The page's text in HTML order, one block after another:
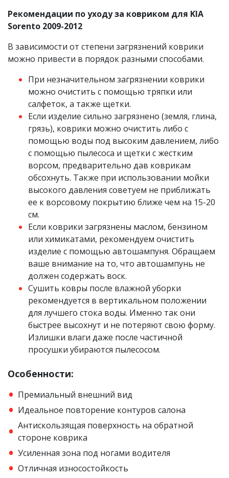
Рекомендации по уходу за ковриком для KIA
Sorento 2009-2012
В зависимости от степени загрязнений коврики
можно привести в порядок разными способами.
При незначительном загрязнении коврики
можно очистить с помощью тряпки или
салфеток, а также щетки.
Если изделие сильно загрязнено (земля, глина,
грязь), коврики можно очистить либо с
помощью воды под высоким давлением, либо
с помощью пылесоса и щетки с жестким
ворсом, предварительно дав коврикам
обсохнуть. Также при использовании мойки
высокого давления советуем не приближать
ее к ворсовому покрытию ближе чем на 15-20
см.
Если коврики загрязнены маслом, бензином
или химикатами, рекомендуем очистить
изделие с помощью автошампуня. Обращаем
ваше внимание на то, что автошампунь не
должен содержать воск.
Сушить ковры после влажной уборки
рекомендуется в вертикальном положении
для лучшего стока воды. Именно так они
быстрее высохнут и не потеряют свою форму.
Излишки влаги даже после частичной
просушки убираются пылесосом.
Особенности:
Премиальный внешний вид
Идеальное повторение контуров салона
Антискользящая поверхность на обратной
стороне коврика
Усиленная зона под ногами водителя
Отличная износостойкость